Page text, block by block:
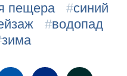
пещера #синий
#водопад
зима